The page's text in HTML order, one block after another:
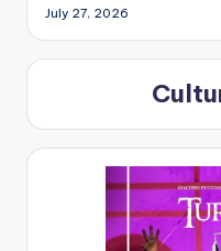
July 27, 2026